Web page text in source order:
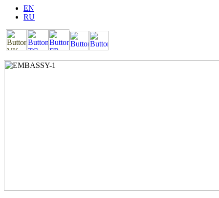
EN
RU